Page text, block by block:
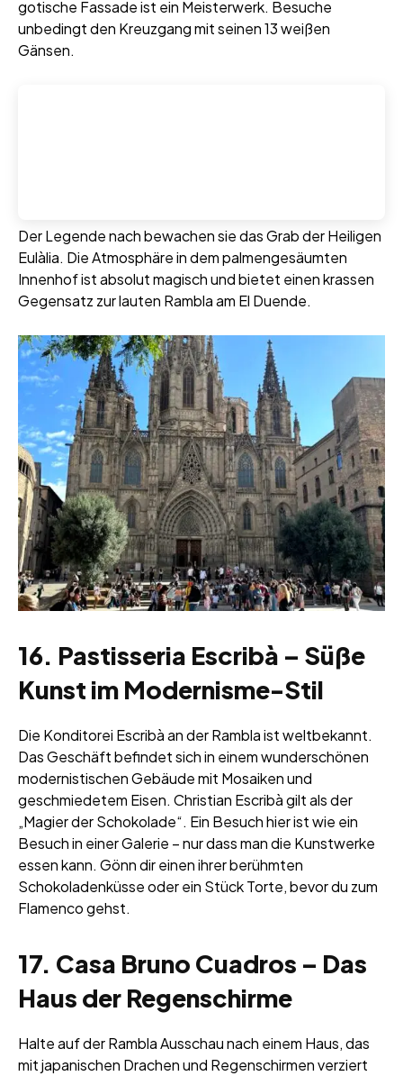
gotische Fassade ist ein Meisterwerk. Besuche
unbedingt den Kreuzgang mit seinen 13 weißen
Gänsen.
Der Legende nach bewachen sie das Grab der Heiligen
Eulàlia. Die Atmosphäre in dem palmengesäumten
Innenhof ist absolut magisch und bietet einen krassen
Gegensatz zur lauten Rambla am El Duende.
16. Pastisseria Escribà – Süße
Kunst im Modernisme-Stil
Die Konditorei Escribà an der Rambla ist weltbekannt.
Das Geschäft befindet sich in einem wunderschönen
modernistischen Gebäude mit Mosaiken und
geschmiedetem Eisen. Christian Escribà gilt als der
„Magier der Schokolade“. Ein Besuch hier ist wie ein
Besuch in einer Galerie – nur dass man die Kunstwerke
essen kann. Gönn dir einen ihrer berühmten
Schokoladenküsse oder ein Stück Torte, bevor du zum
Flamenco gehst.
17. Casa Bruno Cuadros – Das
Haus der Regenschirme
Halte auf der Rambla Ausschau nach einem Haus, das
mit japanischen Drachen und Regenschirmen verziert